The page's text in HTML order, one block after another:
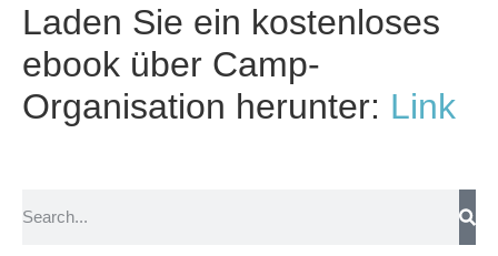
Laden Sie ein kostenloses
ebook über Camp-
Organisation herunter: Link